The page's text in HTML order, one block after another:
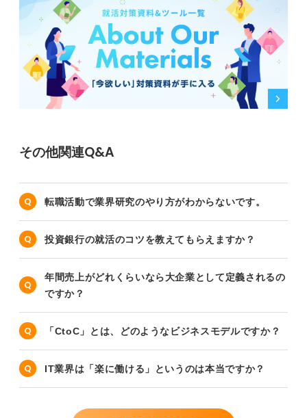
その他関連Q&A
転職活動で業界研究のやり方がわからないです。
投資銀行の就活のコツを教えてもらえますか？
年間売上がどれくらいなら大企業として定義されるの
ですか？
「CtoC」とは、どのようなビジネスモデルですか？
IT業界は「楽に働ける」というのは本当ですか？